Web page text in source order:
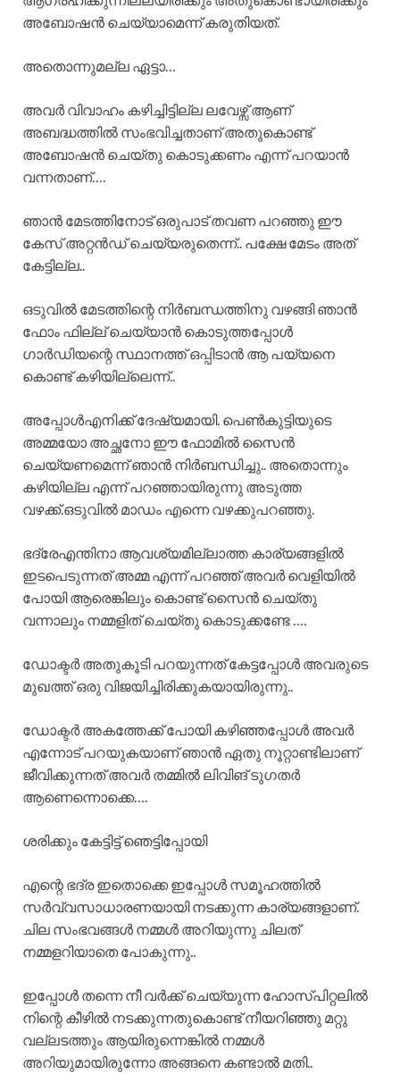
അബോഷൻ ചെയ്യാമെന്ന് കരുതിയത്.
അതൊന്നുമല്ല ഏട്ടാ…
അവർ വിവാഹം കഴിച്ചിട്ടില്ല ലവേഴ്സ് ആണ്
അബദ്ധത്തിൽ സംഭവിച്ചതാണ് അതുകൊണ്ട്
അബോഷൻ ചെയ്തു കൊടുക്കണം എന്ന് പറയാൻ
വന്നതാണ്….
ഞാൻ മേടത്തിനോട് ഒരുപാട് തവണ പറഞ്ഞു ഈ
കേസ് അറ്റൻഡ് ചെയ്യരുതെന്ന്.. പക്ഷേ മേടം അത്
കേട്ടില്ല..
ഒടുവിൽ മേടത്തിന്റെ നിർബന്ധത്തിനു വഴങ്ങി ഞാൻ
ഫോം ഫില്ല് ചെയ്യാൻ കൊടുത്തപ്പോൾ
ഗാർഡിയന്റെ സ്ഥാനത്ത് ഒപ്പിടാൻ ആ പയ്യനെ
കൊണ്ട് കഴിയില്ലെന്ന്..
അപ്പോൾഎനിക്ക് ദേഷ്യമായി. പെൺകുട്ടിയുടെ
അമ്മയോ അച്ഛനോ ഈ ഫോമിൽ സൈൻ
ചെയ്യണമെന്ന് ഞാൻ നിർബന്ധിച്ചു.. അതൊന്നും
കഴിയില്ല എന്ന് പറഞ്ഞായിരുന്നു അടുത്ത
വഴക്ക്.ഒടുവിൽ മാഡം എന്നെ വഴക്കുപറഞ്ഞു.
ഭദ്രേഎന്തിനാ ആവശ്യമില്ലാത്ത കാര്യങ്ങളിൽ
ഇടപെടുന്നത് അമ്മ എന്ന് പറഞ്ഞ് അവർ വെളിയിൽ
പോയി ആരെങ്കിലും കൊണ്ട് സൈൻ ചെയ്തു
വന്നാലും നമ്മളിത് ചെയ്തു കൊടുക്കണ്ടേ ….
ഡോക്ടർ അതുകൂടി പറയുന്നത് കേട്ടപ്പോൾ അവരുടെ
മുഖത്ത് ഒരു വിജയിച്ചിരിക്കുകയായിരുന്നു..
ഡോക്ടർ അകത്തേക്ക് പോയി കഴിഞ്ഞപ്പോൾ അവർ
എന്നോട് പറയുകയാണ് ഞാൻ ഏതു നൂറ്റാണ്ടിലാണ്
ജീവിക്കുന്നത് അവർ തമ്മിൽ ലിവിങ് ടുഗതർ
ആണെന്നൊക്കെ….
ശരിക്കും കേട്ടിട്ട് ഞെട്ടിപ്പോയി
എന്റെ ഭദ്ര ഇതൊക്കെ ഇപ്പോൾ സമൂഹത്തിൽ
സർവ്വസാധാരണയായി നടക്കുന്ന കാര്യങ്ങളാണ്.
ചില സംഭവങ്ങൾ നമ്മൾ അറിയുന്നു ചിലത്
നമ്മളറിയാതെ പോകുന്നു..
ഇപ്പോൾ തന്നെ നീ വർക്ക് ചെയ്യുന്ന ഹോസ്പിറ്റലില്‍
നിന്റെ കീഴിൽ നടക്കുന്നതുകൊണ്ട് നീയറിഞ്ഞു മറ്റു
വല്ലടത്തും ആയിരുന്നെങ്കിൽ നമ്മൾ
അറിയുമായിരുന്നോ അങ്ങനെ കണ്ടാൽ മതി..